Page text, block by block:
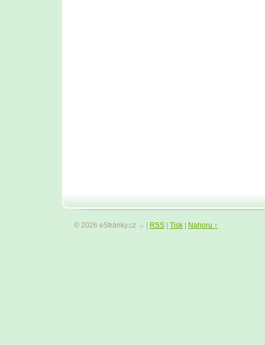
© 2026 eStránky.cz RSS Tisk Nahoru ↑